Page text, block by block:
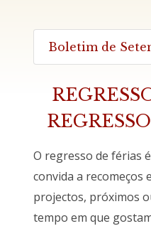
Boletim de
O regresso de férias
convida a recomeços
projectos, próximos
tempo em que